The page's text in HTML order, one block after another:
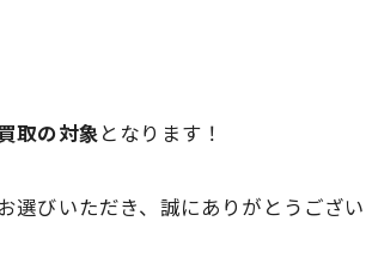
取の対象 となります！
びいただき、誠にありがとうござい